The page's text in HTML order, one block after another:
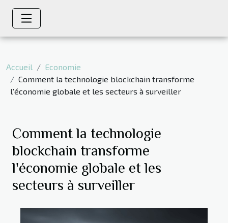
Accueil
Economie
Comment la technologie blockchain transforme
l'économie globale et les secteurs à surveiller
Comment la technologie
blockchain transforme
l'économie globale et les
secteurs à surveiller